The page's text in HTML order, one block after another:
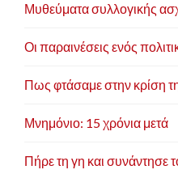
Μυθεύματα συλλογικής
Οι παραινέσεις ενός
Πως φτάσαμε στην κρίση
Μνημόνιο: 15 χρόνια μετά
Πήρε τη γη και συνάντησε